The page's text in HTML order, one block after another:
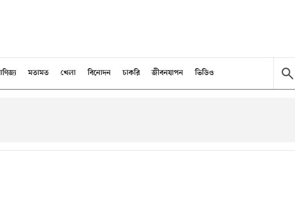
মতামত খেলা বিনোদন চাকরি জীবনযাপন ভিডিও